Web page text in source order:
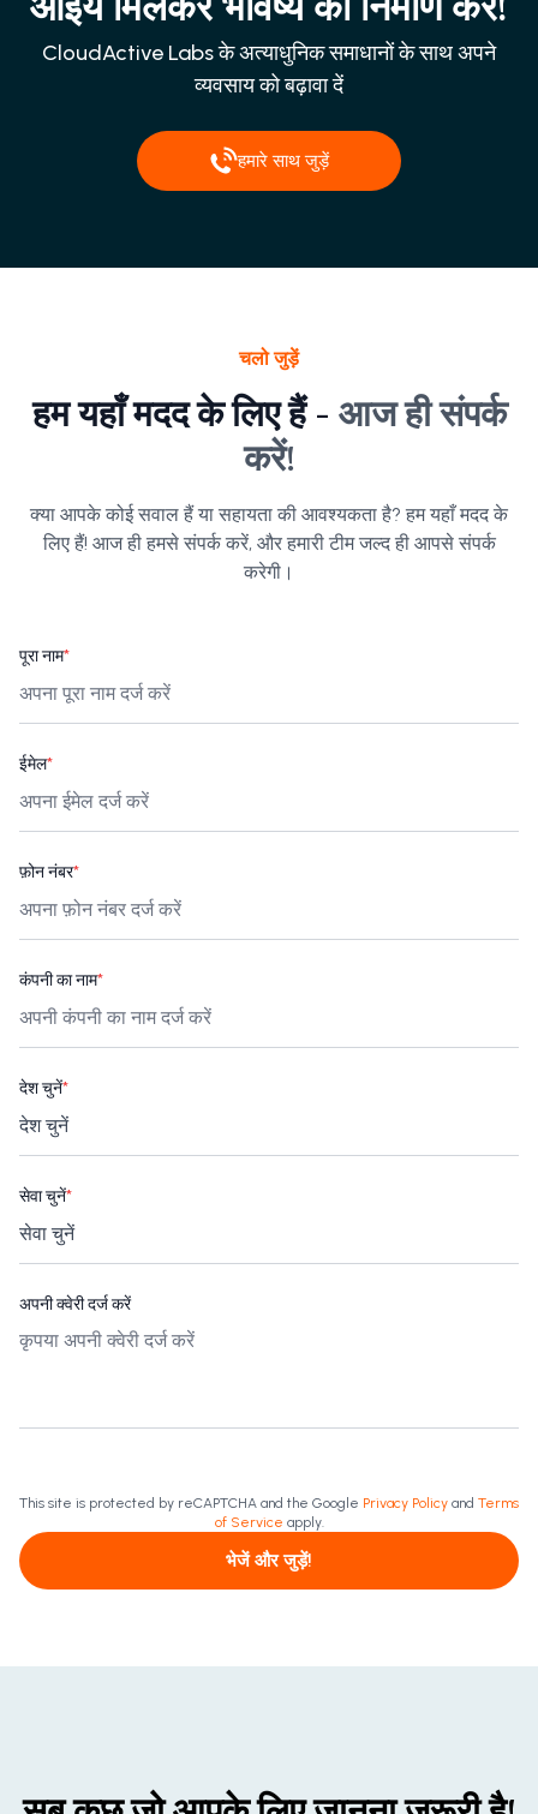
CloudActive Labs के अत्याधुनिक समाधानों के साथ अपने
व्यवसाय को बढ़ावा दें
हमारे साथ जुड़ें
चलो जुड़ें
हम यहाँ मदद के लिए हैं - आज ही संपर्क
करें!
क्या आपके कोई सवाल हैं या सहायता की आवश्यकता है? हम यहाँ मदद के
लिए हैं! आज ही हमसे संपर्क करें, और हमारी टीम जल्द ही आपसे संपर्क
करेगी।
पूरा नाम*
ईमेल*
फ़ोन नंबर*
कंपनी का नाम*
देश चुनें*
सेवा चुनें*
अपनी क्वेरी दर्ज करें
This site is protected by reCAPTCHA and the Google Privacy Policy and Terms
of Service apply.
भेजें और जुड़ें!